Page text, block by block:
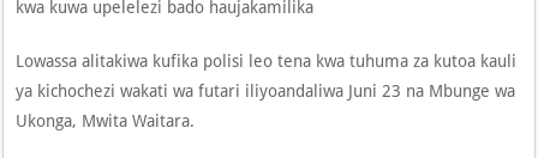
kwa kuwa upelelezi bado haujakamilika
Lowassa alitakiwa kufika polisi leo tena kwa tuhuma za kutoa kauli
ya kichochezi wakati wa futari iliyoandaliwa Juni 23 na Mbunge wa
Ukonga, Mwita Waitara.